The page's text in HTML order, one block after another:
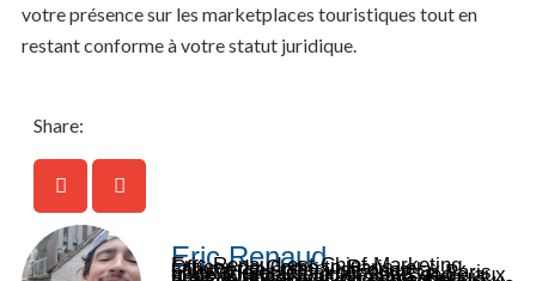
votre présence sur les marketplaces touristiques tout en
restant conforme à votre statut juridique.
Share:
Eric Renaud